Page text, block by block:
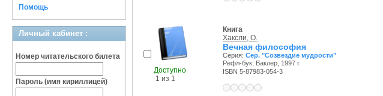
Помощь
Личный кабинет :
Номер читательского билета
Пароль (имя кириллицей)
Доступно
1 из 1
Книга
Хаксли, О.
Вечная философия
Серия: Сер. "Созвездие мудрости"
Рефл-бук, Ваклер, 1997 г.
ISBN 5-87983-054-3